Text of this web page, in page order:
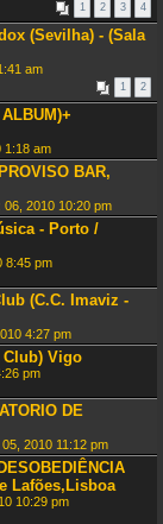
1 2 3 4
(Sevilha) - (Sala
am
1 2
1:18 am
BAR,
06, 2010 10:20 pm
- Porto /
8:45 pm
(C.C. Imaviz -
4:27 pm
Club) Vigo
pm
DE
2010 11:12 pm
Lafões,Lisboa
10:29 pm